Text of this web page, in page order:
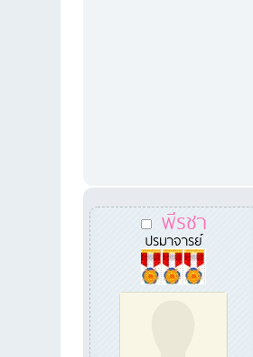
พีรชา
ปรมาจารย์